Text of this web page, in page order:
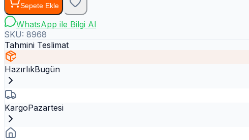
Sepete Ekle
WhatsApp ile Bilgi Al
SKU: 8968
Tahmini Teslimat
HazırlıkBugün
KargoPazartesi